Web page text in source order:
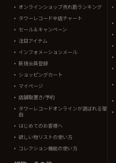
オンラインショップ売れ筋ランキング
タワーレコード全店チャート
セール＆キャンペーン
注目アイテム
インフォメーションメール
新規会員登録
ショッピングカート
マイページ
店舗取置き/予約
タワーレコードオンラインが選ばれる理
由
はじめてのお客様へ
欲しい物リストの使い方
コレクション機能の使い方